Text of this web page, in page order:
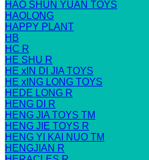
HAO SHUN YUAN TOYS
HAOLONG
HAPPY PLANT
HB
HC R
HE SHU R
HE xIN DI JIA TOYS
HE xING LONG TOYS
HEDE LONG R
HENG DI R
HENG JIA TOYS TM
HENG JIE TOYS R
HENG YI KAI NUO TM
HENGJIAN R